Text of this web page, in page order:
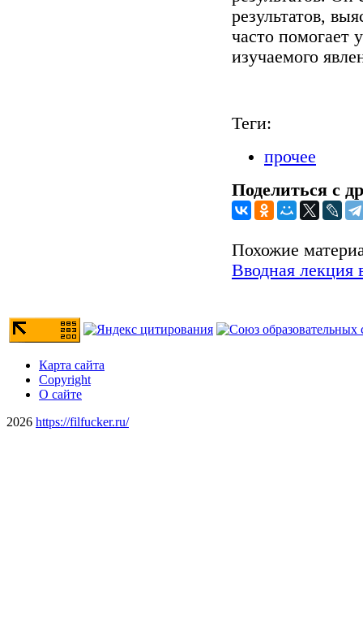
результатов,
часто помогает
изучаемого
Теги:
прочее
Поделиться с
Похожие
Вводная лекция
Карта сайта
Copyright
О сайте
2026 https://filfucker.ru/